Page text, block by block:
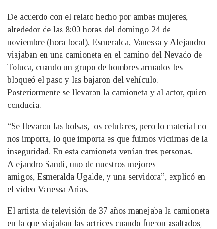
De acuerdo con el relato hecho por ambas mujeres,
alrededor de las 8:00 horas del domingo 24 de
noviembre (hora local), Esmeralda, Vanessa y Alejandro
viajaban en una camioneta en el camino del Nevado de
Toluca, cuando un grupo de hombres armados les
bloqueó el paso y las bajaron del vehículo.
Posteriormente se llevaron la camioneta y al actor, quien
conducía.
“Se llevaron las bolsas, los celulares, pero lo material no
nos importa, lo que importa es que fuimos víctimas de la
inseguridad. En esta camioneta venían tres personas.
Alejandro Sandí, uno de nuestros mejores
amigos, Esmeralda Ugalde, y una servidora”, explicó en
el video Vanessa Arias.
El artista de televisión de 37 años manejaba la camioneta
en la que viajaban las actrices cuando fueron asaltados,